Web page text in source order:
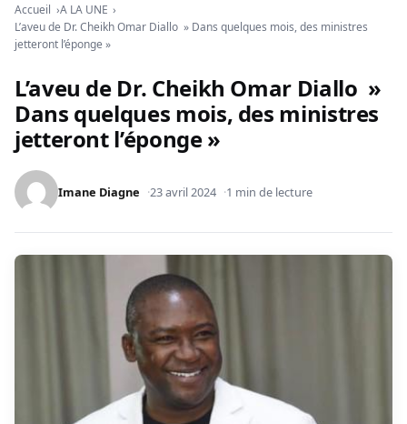
Accueil
A LA UNE
L’aveu de Dr. Cheikh Omar Diallo » Dans quelques mois, des ministres
jetteront l’éponge »
L’aveu de Dr. Cheikh Omar Diallo »
Dans quelques mois, des ministres
jetteront l’éponge »
Imane Diagne 23 avril 2024 1 min de lecture